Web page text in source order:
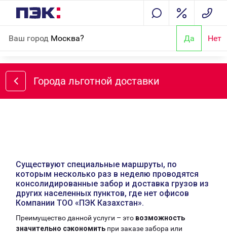
Ваш город Москва? Да Нет
Из Европы в Россию Россия —
Города льготной доставки
Существуют специальные маршруты, по
которым несколько раз в неделю проводятся
консолидированные забор и доставка грузов из
других населенных пунктов, где нет офисов
Компании ТОО «ПЭК Казахстан».
Преимущество данной услуги – это возможность
значительно сэкономить при заказе забора или